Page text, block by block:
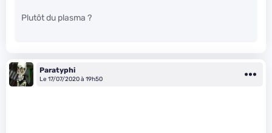
Plutôt du plasma ?
Paratyphi
Le 17/07/2020 à 19h50